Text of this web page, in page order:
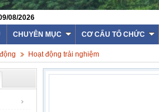
08/2026
CHUYÊN MỤC CƠ CẤU TỔ CHỨC
Hoạt động trải nghiệm